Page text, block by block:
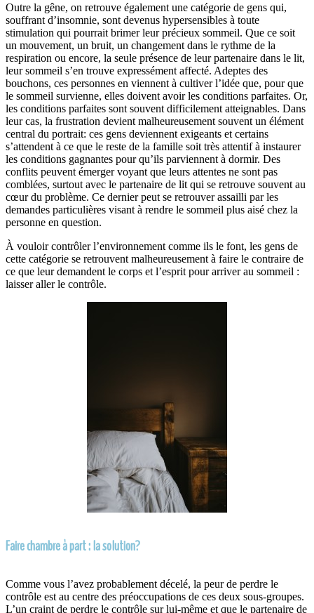
Outre la gêne, on retrouve également une catégorie de gens qui,
souffrant d’insomnie, sont devenus hypersensibles à toute
stimulation qui pourrait brimer leur précieux sommeil. Que ce soit
un mouvement, un bruit, un changement dans le rythme de la
respiration ou encore, la seule présence de leur partenaire dans le lit,
leur sommeil s’en trouve expressément affecté. Adeptes des
bouchons, ces personnes en viennent à cultiver l’idée que, pour que
le sommeil survienne, elles doivent avoir les conditions parfaites. Or,
les conditions parfaites sont souvent difficilement atteignables. Dans
leur cas, la frustration devient malheureusement souvent un élément
central du portrait: ces gens deviennent exigeants et certains
s’attendent à ce que le reste de la famille soit très attentif à instaurer
les conditions gagnantes pour qu’ils parviennent à dormir. Des
conflits peuvent émerger voyant que leurs attentes ne sont pas
comblées, surtout avec le partenaire de lit qui se retrouve souvent au
cœur du problème. Ce dernier peut se retrouver assailli par les
demandes particulières visant à rendre le sommeil plus aisé chez la
personne en question.
À vouloir contrôler l’environnement comme ils le font, les gens de
cette catégorie se retrouvent malheureusement à faire le contraire de
ce que leur demandent le corps et l’esprit pour arriver au sommeil :
laisser aller le contrôle.
Faire chambre à part : la solution?
Comme vous l’avez probablement décelé, la peur de perdre le
contrôle est au centre des préoccupations de ces deux sous-groupes.
L’un craint de perdre le contrôle sur lui-même et que le partenaire de